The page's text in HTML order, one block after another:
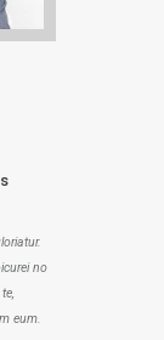
no
eum.